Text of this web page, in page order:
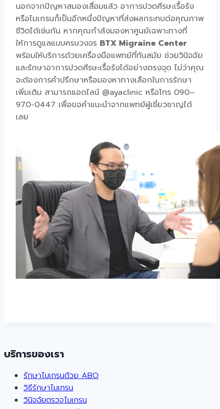
นอกจากปัญหาสมองเสื่อมแล้ว อาการปวดศีรษะเรื้อรัง
หรือไมเกรนก็เป็นอีกหนึ่งปัญหาที่ส่งผลกระทบต่อคุณภาพ
ชีวิตได้เช่นกัน หากคุณกำลังมองหาศูนย์เฉพาะทางที่
ให้การดูแลแบบครบวงจร BTX Migraine Center
พร้อมให้บริการด้วยเครื่องมือแพทย์ที่ทันสมัย ช่วยวินิจฉัย
และรักษาอาการปวดศีรษะเรื้อรังได้อย่างตรงจุด ไม่ว่าคุณ
จะต้องการคำปรึกษาหรือมองหาทางเลือกในการรักษา
เพิ่มเติม สามารถแอดไลน์ @ayaclinic หรือโทร 090–
970-0447 เพื่อขอคำแนะนำจากแพทย์ผู้เชี่ยวชาญได้
เลย
บริการของเรา
รักษาไมเกรนด้วย ABO
วิธีรักษาไมเกรน
วินิจฉัยตรวจไมเกรน